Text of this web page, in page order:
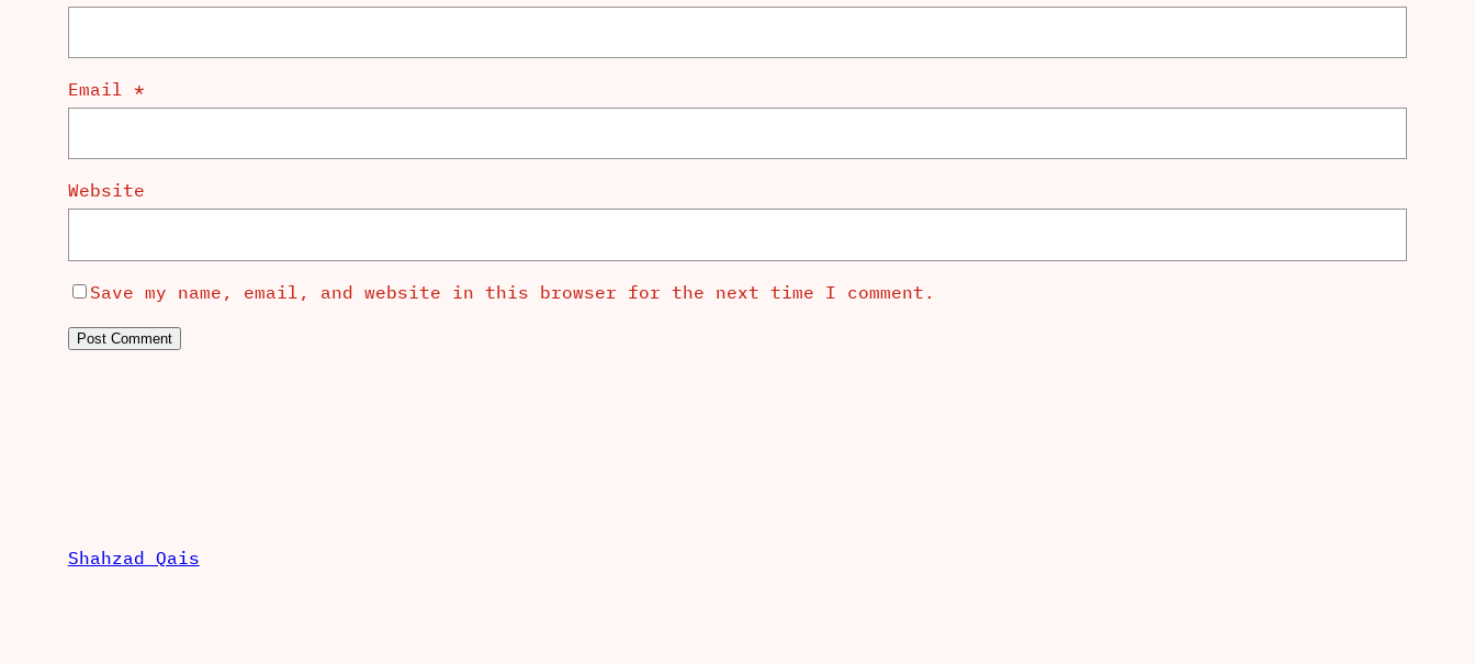
Email *
Website
Save my name, email, and website in this browser for the next time I comment.
Shahzad Qais